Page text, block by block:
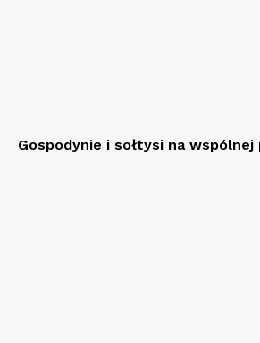
Gospodynie i sołtysi na wspólnej